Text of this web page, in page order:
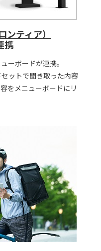
ティア）
携
ーボードが連携。
ットで聞き取った内容
をメニューボードにリ